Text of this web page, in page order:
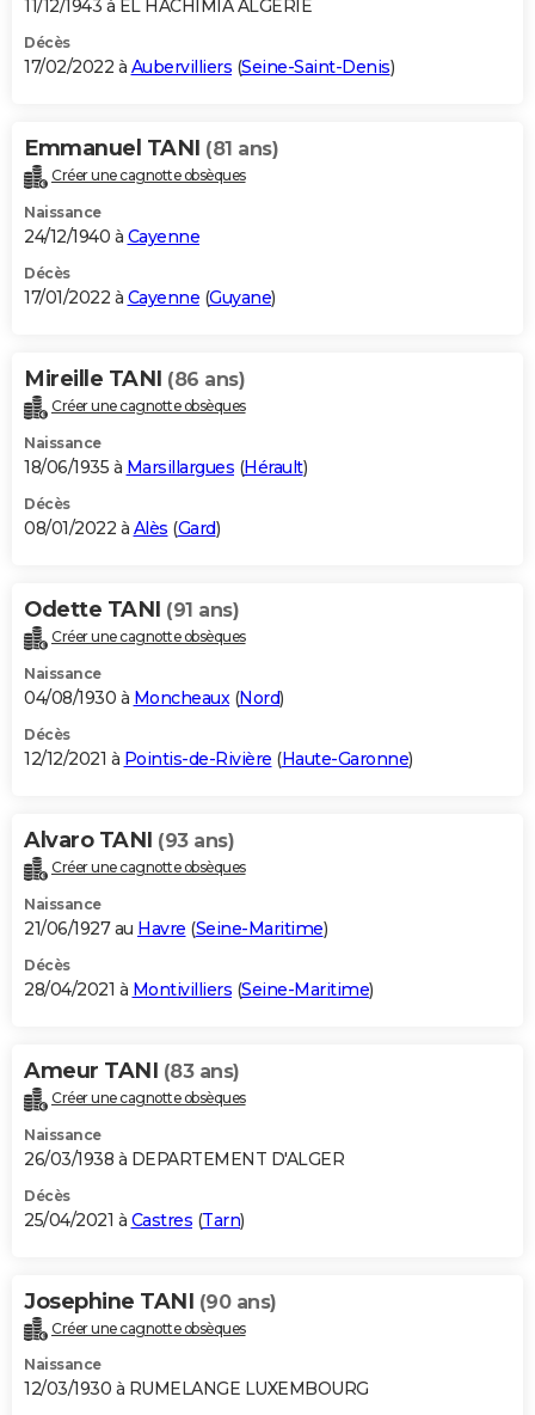
11/12/1943 à EL HACHIMIA ALGERIE
Décès
17/02/2022 à Aubervilliers (Seine-Saint-Denis)
Emmanuel TANI (81 ans)
Créer une cagnotte obsèques
Naissance
24/12/1940 à Cayenne
Décès
17/01/2022 à Cayenne (Guyane)
Mireille TANI (86 ans)
Créer une cagnotte obsèques
Naissance
18/06/1935 à Marsillargues (Hérault)
Décès
08/01/2022 à Alès (Gard)
Odette TANI (91 ans)
Créer une cagnotte obsèques
Naissance
04/08/1930 à Moncheaux(Nord)
Décès
12/12/2021 à Pointis-de-Rivière (Haute-Garonne)
Alvaro TANI (93 ans)
Créer une cagnotte obsèques
Naissance
21/06/1927 au Havre (Seine-Maritime)
Décès
28/04/2021 à Montivilliers (Seine-Maritime)
Ameur TANI (83 ans)
Créer une cagnotte obsèques
Naissance
26/03/1938 à DEPARTEMENT D'ALGER
Décès
25/04/2021 à Castres (Tarn)
Josephine TANI (90 ans)
Créer une cagnotte obsèques
Naissance
12/03/1930 à RUMELANGE LUXEMBOURG